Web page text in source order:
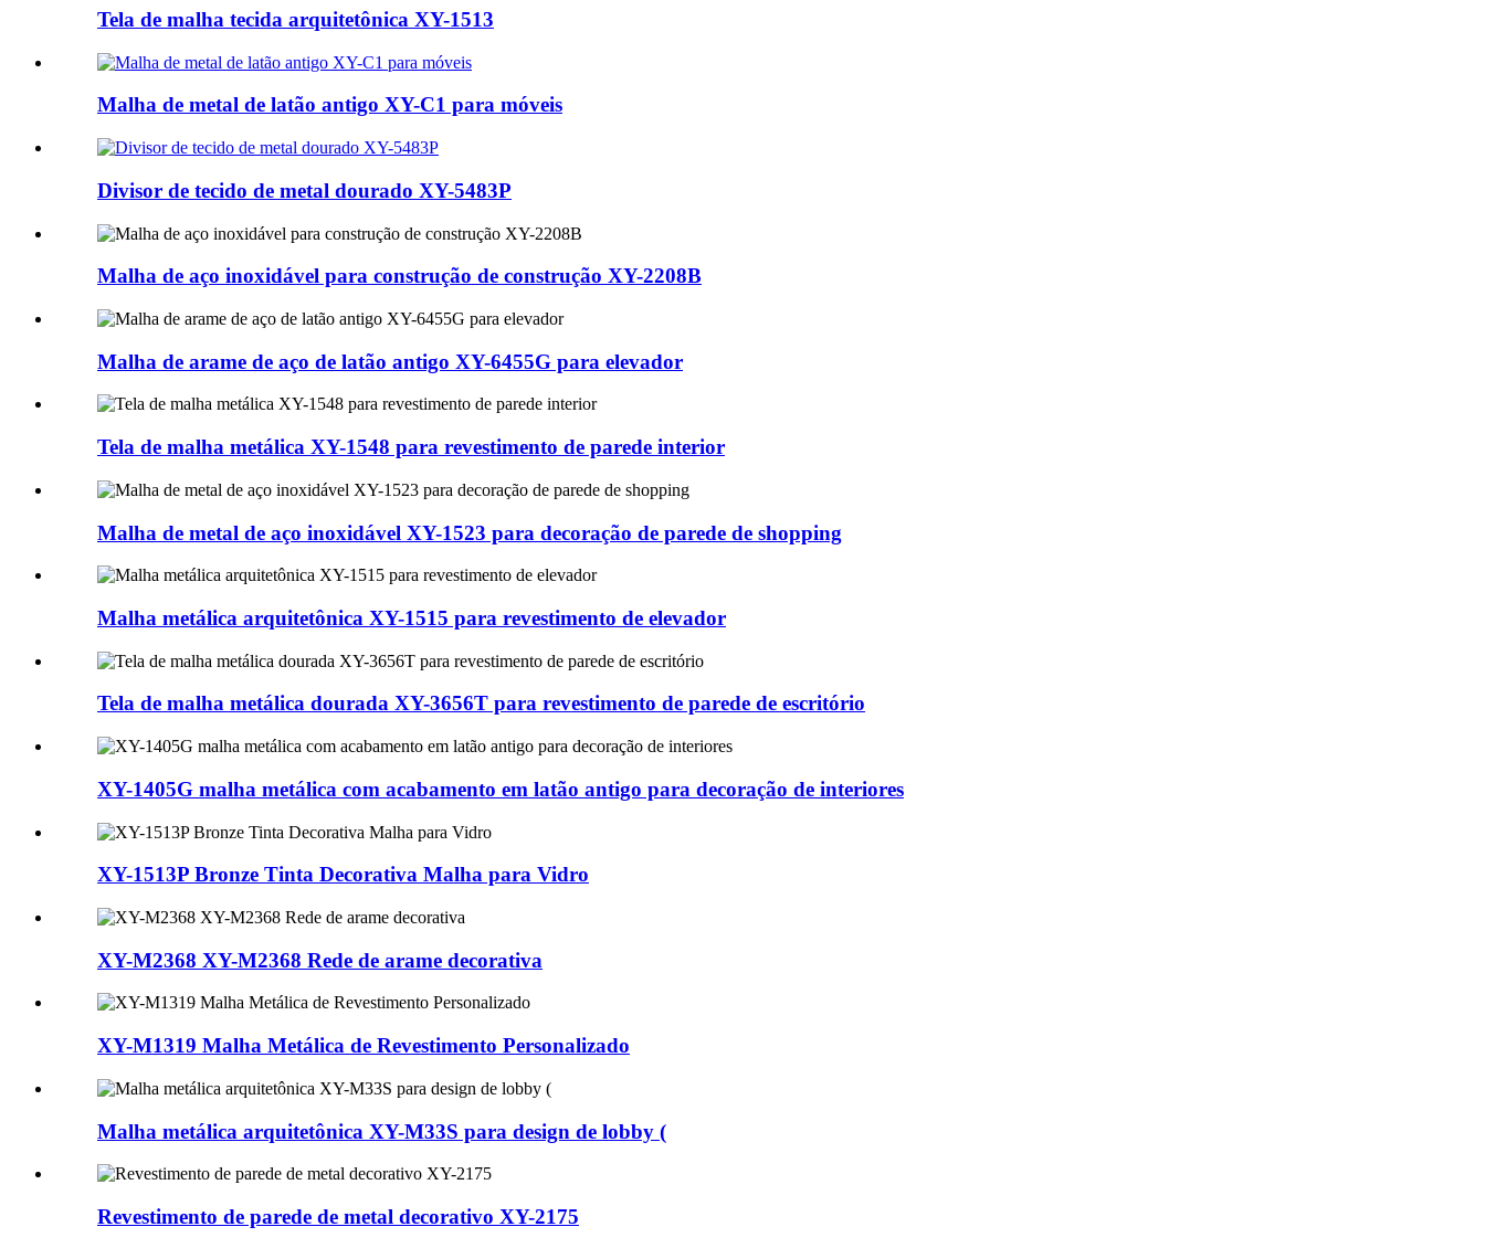
Tela de malha tecida arquitetônica XY-1513
Malha de metal de latão antigo XY-C1 para móveis
Divisor de tecido de metal dourado XY-5483P
Malha de aço inoxidável para construção de construção XY-2208B
Malha de arame de aço de latão antigo XY-6455G para elevador
Tela de malha metálica XY-1548 para revestimento de parede interior
Malha de metal de aço inoxidável XY-1523 para decoração de parede de shopping
Malha metálica arquitetônica XY-1515 para revestimento de elevador
Tela de malha metálica dourada XY-3656T para revestimento de parede de escritório
XY-1405G malha metálica com acabamento em latão antigo para decoração de interiores
XY-1513P Bronze Tinta Decorativa Malha para Vidro
XY-M2368 XY-M2368 Rede de arame decorativa
XY-M1319 Malha Metálica de Revestimento Personalizado
Malha metálica arquitetônica XY-M33S para design de lobby (
Revestimento de parede de metal decorativo XY-2175